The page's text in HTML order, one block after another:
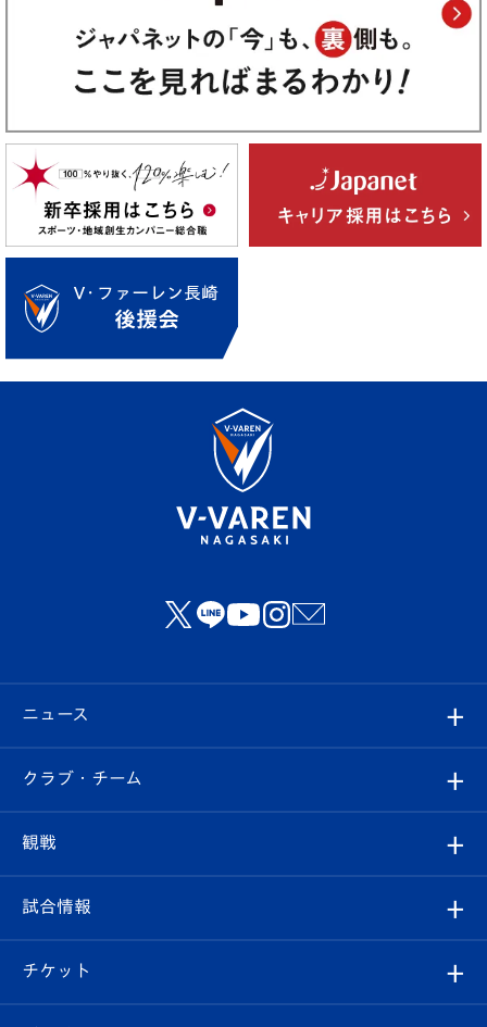
ニュース
すべて
クラブ
試合情報
クラブ・チーム
クラブ概要
エンブレム紹介
観戦
観戦ルール
はじめての観戦ガイド
試合情報
試合日程/結果
チケット